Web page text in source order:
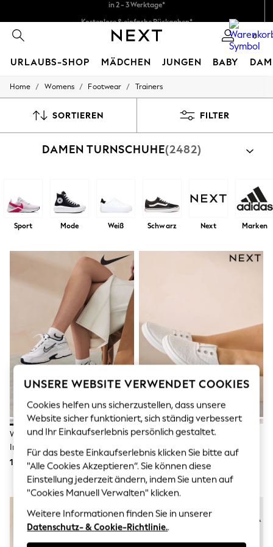
Kostenlose & einfache Rückgaben*
0
URLAUBS-SHOP MÄDCHEN JUNGEN BABY
HOLIDAY SHOP
All Swimwear
Beach Dresses & Kaftans
Jumpsuits & Playsuits
Linen Collection
Shorts
Sun Hats & Caps
T-Shirts & Vests
Men's Holiday Shop
All Swimwear
Accessories
Bags & Luggage
Footwear
Hats
Linen Collection
Loafers
Sandals & Flipflops
Shorts
T-Shirts
Vests
Boys Holiday Shop
All Swimwear
Ponchos & Toweling sets
Sun Hats & Caps
Polo Shirts
Rash Vests
Sandals & Sliders
Shirts
Shorts
Sunsafe Swimwear
Home / Womens / Footwear / Trainers
SORTIEREN FILTER
DAMEN TURNSCHUHE(2482)
Sport Mode Weiß Schwarz Next Marken
Weiß Und Schwarz - Nike
Initiator Retro-Laufschuhe
128 €
Weiß - Turnschuhe Ohne
Schnürsenkel Aus Canvas
30 €
UNSERE WEBSITE VERWENDET COOKIES
Cookies helfen uns sicherzustellen, dass unsere
Website sicher funktioniert, sich ständig verbessert
und Ihr Einkaufserlebnis persönlich gestaltet.
Für das beste Einkaufserlebnis klicken Sie bitte auf
"Alle Cookies Akzeptieren“. Sie können diese
Einstellung jederzeit ändern, indem Sie unten auf
"Cookies Manuell Verwalten" klicken.
Weitere Informationen finden Sie in unserer
Datenschutz- & Cookie-Richtlinie..